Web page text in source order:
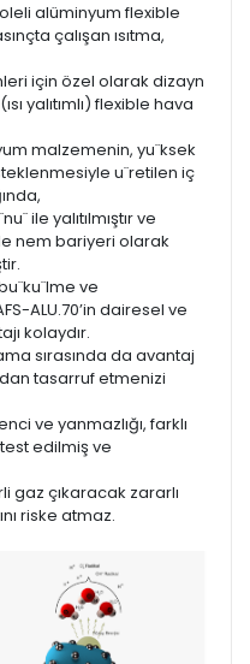
izoleli alüminyum flexible
çalışan ısıtma,
için özel olarak dizayn
yalıtımlı) flexible hava
malzemenin, yu¨ksek
u¨retilen iç
ile yalıtılmıştır ve
nem bariyeri olarak
ve
ALU.70’in dairesel ve
kolaydır.
sırasında da avantaj
tasarruf etmenizi
ve yanmazlığı, farklı
edilmiş ve
gaz çıkaracak zararlı
riske atmaz.